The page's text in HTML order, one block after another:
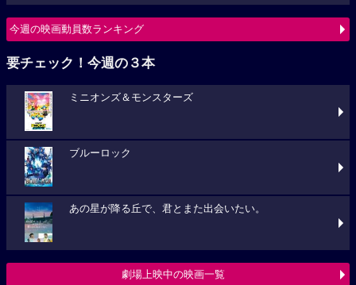
今週の映画動員数ランキング
要チェック！今週の３本
ミニオンズ＆モンスターズ
ブルーロック
あの星が降る丘で、君とまた出会いたい。
劇場上映中の映画一覧